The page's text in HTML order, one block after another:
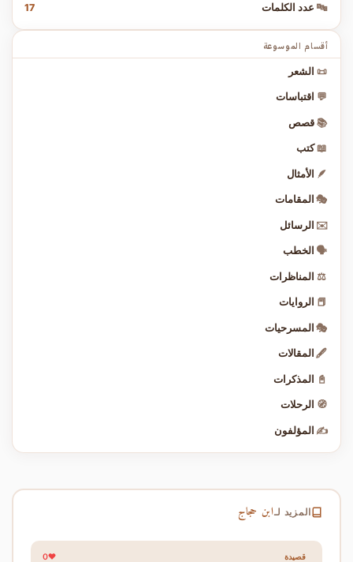
🔤 عدد الكلمات 17
أقسام الموسوعة
📜 الشعر
💬 اقتباسات
📚 قصص
📖 كتب
🪶 الأمثال
🎭 المقامات
✉️ الرسائل
🗣️ الخطب
⚖️ المناظرات
📕 الروايات
🎭 المسرحيات
🖋️ المقالات
📓 المذكرات
🧭 الرحلات
✍️ المؤلفون
المزيد لـابن حجاج
قصيدة 0